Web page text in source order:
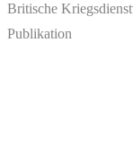
Britische
Publikation